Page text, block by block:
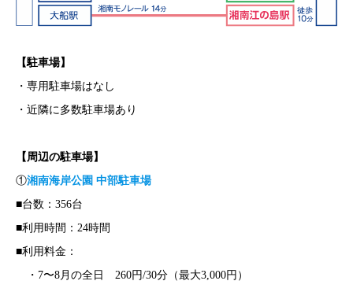
【駐車場】
・専用駐車場はなし
・近隣に多数駐車場あり
【周辺の駐車場】
①湘南海岸公園 中部駐車場
■台数：356台
■利用時間：24時間
■利用料金：
・7〜8月の全日 260円/30分（最大3,000円）